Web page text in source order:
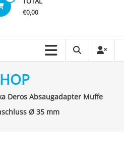
€0,00
Deros Absaugadapter Muffe
Ø 35 mm